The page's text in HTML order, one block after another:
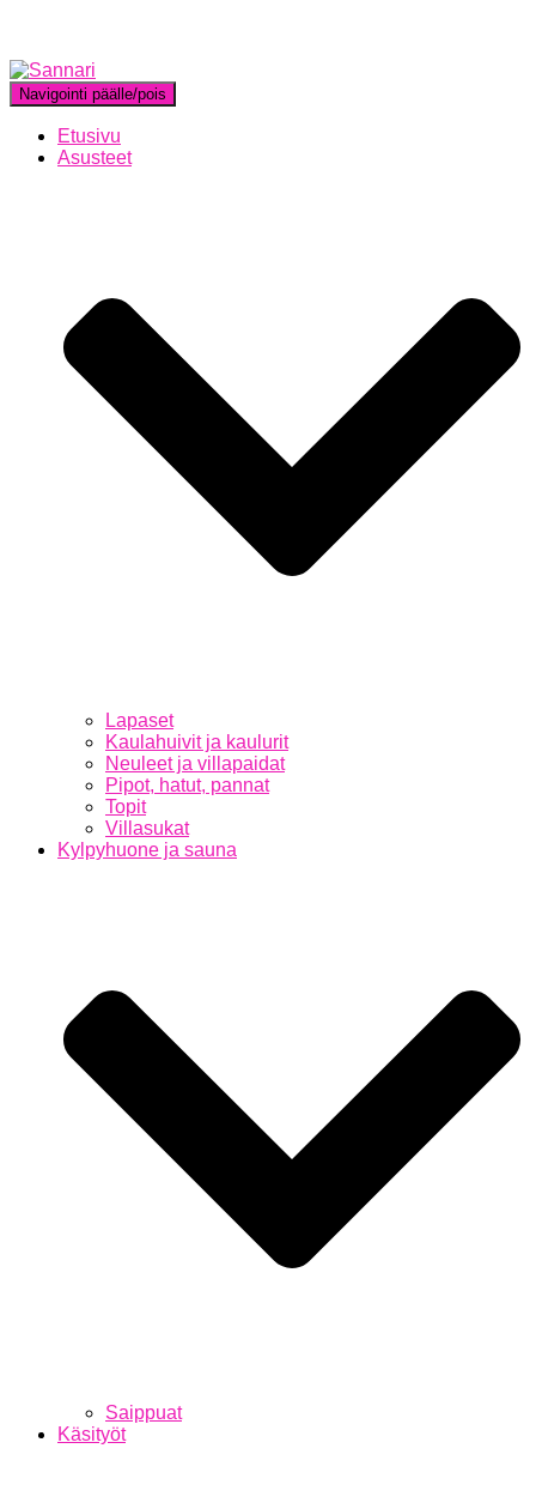
Navigointi päälle/pois
Etusivu
Asusteet
Lapaset
Kaulahuivit ja kaulurit
Neuleet ja villapaidat
Pipot, hatut, pannat
Topit
Villasukat
Kylpyhuone ja sauna
Saippuat
Käsityöt